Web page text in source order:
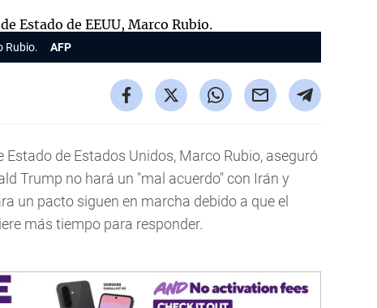
Rubio. AFP
Estado de Estados Unidos, Marco Rubio, aseguró
Trump no hará un "mal acuerdo" con Irán y
un pacto siguen en marcha debido a que el
más tiempo para responder.